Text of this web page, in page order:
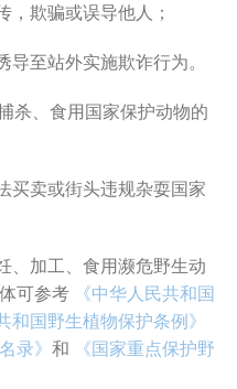
欺骗或误导他人；
至站外实施欺诈行为。
杀、食用国家保护动物的
卖或街头违规杂耍国家
加工、食用濒危野生动
可参考 《中华人民共和国
和国野生植物保护条例》
录》 和
《国家重点保护野